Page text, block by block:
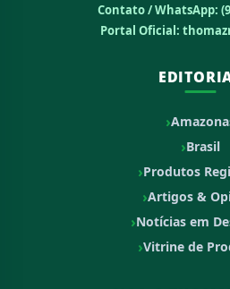
Contato / WhatsApp:
Portal Oficial:
Brasil
Produtos
Artigos &
Notícias em
Vitrine de